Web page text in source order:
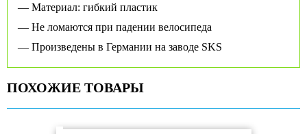
— Материал: гибкий пластик
— Не ломаются при падении велосипеда
— Произведены в Германии на заводе SKS
ПОХОЖИЕ ТОВАРЫ